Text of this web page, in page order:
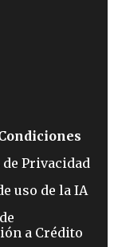
Privacidad
uso de la IA
a Crédito